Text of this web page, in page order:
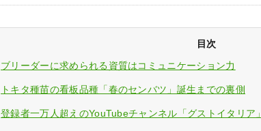
目次
ブリーダーに求められる資質はコミュニケーション力
トキタ種苗の看板品種「春のセンバツ」誕生までの裏側
登録者一万人超えのYouTubeチャンネル「グストイタリア」